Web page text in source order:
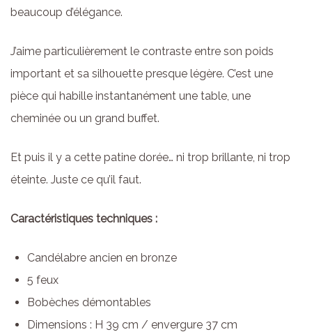
beaucoup d’élégance.
J’aime particulièrement le contraste entre son poids
important et sa silhouette presque légère. C’est une
pièce qui habille instantanément une table, une
cheminée ou un grand buffet.
Et puis il y a cette patine dorée… ni trop brillante, ni trop
éteinte. Juste ce qu’il faut.
Caractéristiques techniques :
Candélabre ancien en bronze
5 feux
Bobèches démontables
Dimensions : H 39 cm / envergure 37 cm